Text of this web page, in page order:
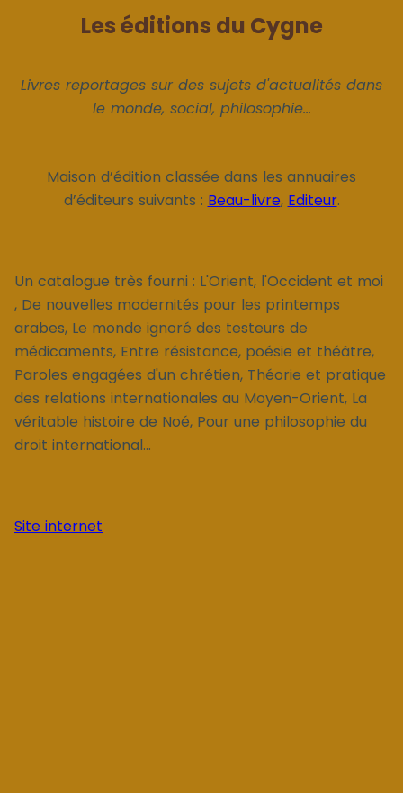
Les éditions du Cygne
Livres reportages sur des sujets d'actualités dans
le monde, social, philosophie...
Maison d’édition classée dans les annuaires
d’éditeurs suivants : Beau-livre, Editeur.
Un catalogue très fourni : L'Orient, l'Occident et moi
, De nouvelles modernités pour les printemps
arabes, Le monde ignoré des testeurs de
médicaments, Entre résistance, poésie et théâtre,
Paroles engagées d'un chrétien, Théorie et pratique
des relations internationales au Moyen-Orient, La
véritable histoire de Noé, Pour une philosophie du
droit international...
Site internet